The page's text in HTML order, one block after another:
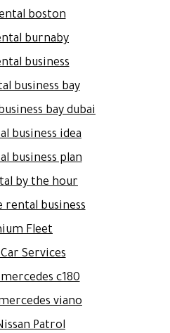
boston
burnaby
business
business bay
bay dubai
business idea
business plan
by the hour
rental business
Fleet
Services
c180
viano
Patrol